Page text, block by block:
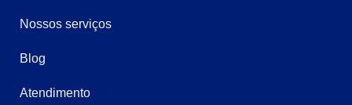
Nossos serviços
Blog
Atendimento